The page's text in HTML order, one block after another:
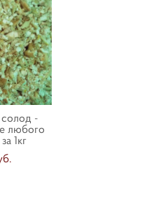
-
любого
1кг